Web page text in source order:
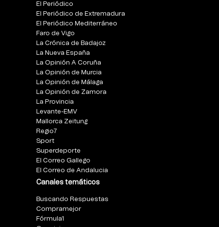
El Periódico
El Periódico de Extremadura
El Periódico Mediterráneo
Faro de Vigo
La Crónica de Badajoz
La Nueva España
La Opinión A Coruña
La Opinión de Murcia
La Opinión de Málaga
La Opinión de Zamora
La Provincia
Levante-EMV
Mallorca Zeitung
Regio7
Sport
Superdeporte
El Correo Gallego
El Correo de Andalucia
Canales temáticos
Buscando Respuestas
Compramejor
Fórmula1